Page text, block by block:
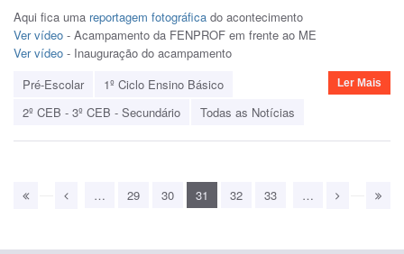
Aqui fica uma reportagem fotográfica do acontecimento
Ver vídeo - Acampamento da FENPROF em frente ao ME
Ver vídeo - Inauguração do acampamento
Pré-Escolar
1º Ciclo Ensino Básico
2º CEB - 3º CEB - Secundário
Todas as Notícias
Ler Mais
… 29 30 31 32 33 …